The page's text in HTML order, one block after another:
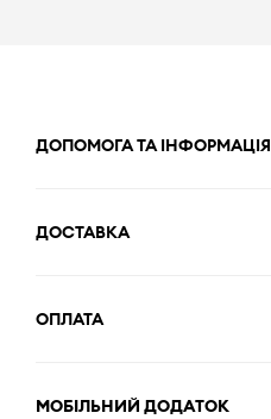
ДОПОМОГА ТА ІНФОРМАЦІЯ
ДОСТАВКА
ОПЛАТА
МОБІЛЬНИЙ ДОДАТОК